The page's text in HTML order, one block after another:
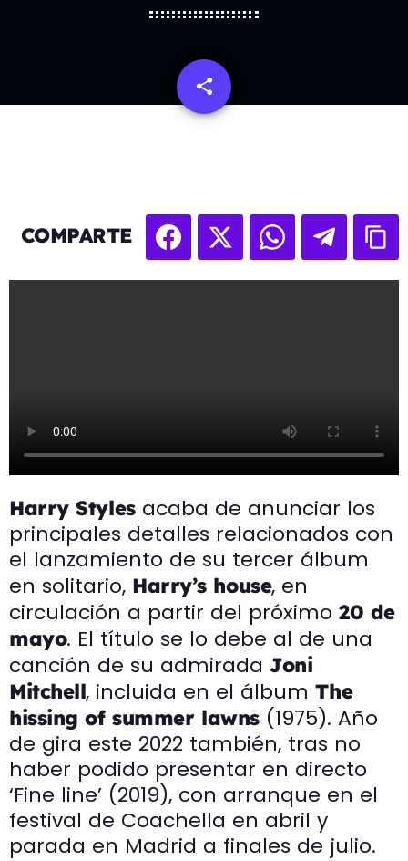
share
email
COMPARTE
Harry Stylesacaba de anunciar los
principales detalles relacionados con
el lanzamiento de su tercer álbum
en solitario, Harry’s house, en
circulación a partir del próximo 20 de
mayo. El título se lo debe al de una
canción de su admirada Joni
Mitchell, incluida en el álbumThe
hissing of summer lawns(1975). Año
de gira este 2022 también, tras no
haber podido presentar en directo
‘Fine line’ (2019), con arranque en el
festival de Coachella en abril y
parada en Madrid a finales de julio.